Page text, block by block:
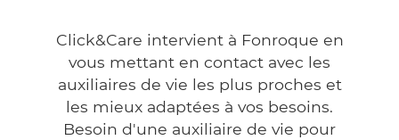
Click&Care intervient à Fonroque en
vous mettant en contact avec les
auxiliaires de vie les plus proches et
les mieux adaptées à vos besoins.
Besoin d'une auxiliaire de vie pour